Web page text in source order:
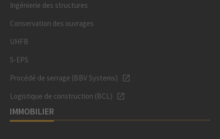
Ingénierie des structures
Conservation des ouvrages
UHFB
S-EPS
Procédé de serrage (BBV Systems)
Logistique de construction (BCL)
IMMOBILIER